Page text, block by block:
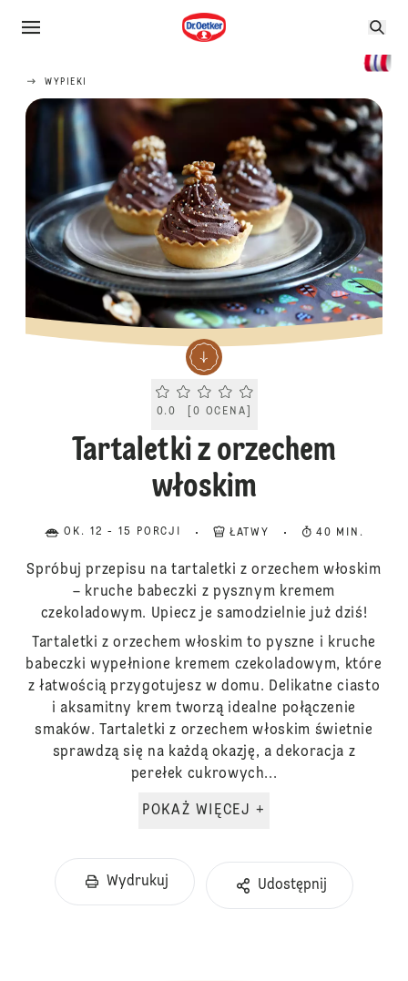
WYPIEKI
Current rating 0.0. Click to rate.
0.0 0 OCENA
Tartaletki z orzechem
włoskim
OK. 12 - 15 PORCJI ŁATWY 40 MIN.
Spróbuj przepisu na tartaletki z orzechem włoskim
– kruche babeczki z pysznym kremem
czekoladowym. Upiecz je samodzielnie już dziś!
Tartaletki z orzechem włoskim to pyszne i kruche
babeczki wypełnione kremem czekoladowym, które
z łatwością przygotujesz w domu. Delikatne ciasto
i aksamitny krem tworzą idealne połączenie
smaków. Tartaletki z orzechem włoskim świetnie
sprawdzą się na każdą okazję, a dekoracja z
perełek cukrowych...
POKAŻ WIĘCEJ +
Wydrukuj Udostępnij